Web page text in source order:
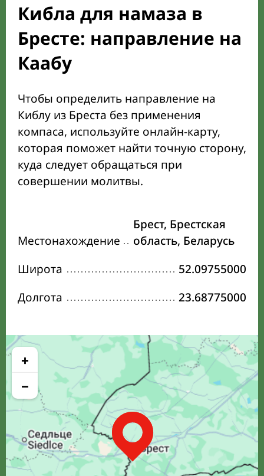
Кибла для намаза в
Бресте: направление на
Каабу
Чтобы определить направление на
Киблу из Бреста без применения
компаса, используйте онлайн-карту,
которая поможет найти точную сторону,
куда следует обращаться при
совершении молитвы.
Местонахождение
Брест, Брестская
область, Беларусь
Широта
52.09755000
Долгота
23.68775000
+
−